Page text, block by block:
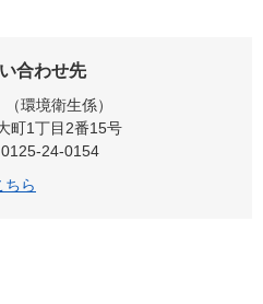
合わせ先
環境衛生係
町1丁目2番15号
24-0154
ちら